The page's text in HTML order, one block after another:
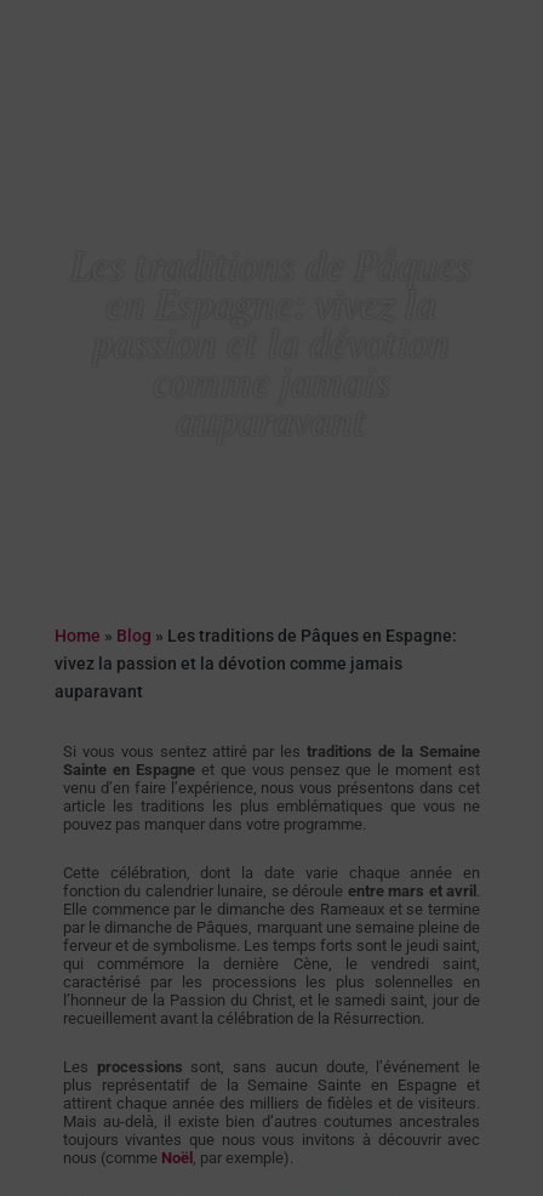
Home » Blog » Les traditions de Pâques en Espagne:
vivez la passion et la dévotion comme jamais
auparavant
Si vous vous sentez attiré par lestraditions de la Semaine
Sainte en Espagneet que vous pensez que le moment est
venu d’en faire l’expérience, nous vous présentons dans cet
article les traditions les plus emblématiques que vous ne
pouvez pas manquer dans votre programme.
Cette célébration, dont la date varie chaque année en
fonction du calendrier lunaire, se déroule entre mars et avril .
Elle commence par le dimanche des Rameaux et se termine
par le dimanche de Pâques, marquant une semaine pleine de
ferveur et de symbolisme. Les temps forts sont le jeudi saint,
qui commémore la dernière Cène, le vendredi saint,
caractérisé par les processions les plus solennelles en
l’honneur de la Passion du Christ, et le samedi saint, jour de
recueillement avant la célébration de la Résurrection.
Les processions sont, sans aucun doute, l’événement le
plus représentatif de la Semaine Sainte en Espagne et
attirent chaque année des milliers de fidèles et de visiteurs.
Mais au-delà, il existe bien d’autres coutumes ancestrales
toujours vivantes que nous vous invitons à découvrir avec
nous (comme Noël , par exemple).